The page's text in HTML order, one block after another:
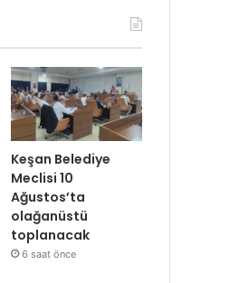
Keşan Belediye
Meclisi 10
Ağustos’ta
olağanüstü
toplanacak
6 saat önce